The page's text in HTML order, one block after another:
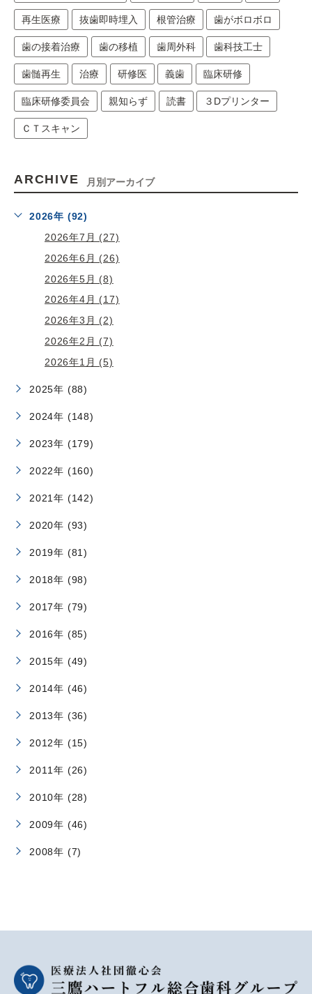
再生医療 抜歯即時埋入 根管治療 歯がボロボロ
歯の接着治療 歯の移植 歯周外科 歯科技工士
歯髄再生 治療 研修医 義歯 臨床研修
臨床研修委員会 親知らず 読書 ３Dプリンター
ＣＴスキャン
ARCHIVE 月別アーカイブ
2026年 (92)
2026年7月 (27)
2026年6月 (26)
2026年5月 (8)
2026年4月 (17)
2026年3月 (2)
2026年2月 (7)
2026年1月 (5)
2025年 (88)
2024年 (148)
2023年 (179)
2022年 (160)
2021年 (142)
2020年 (93)
2019年 (81)
2018年 (98)
2017年 (79)
2016年 (85)
2015年 (49)
2014年 (46)
2013年 (36)
2012年 (15)
2011年 (26)
2010年 (28)
2009年 (46)
2008年 (7)